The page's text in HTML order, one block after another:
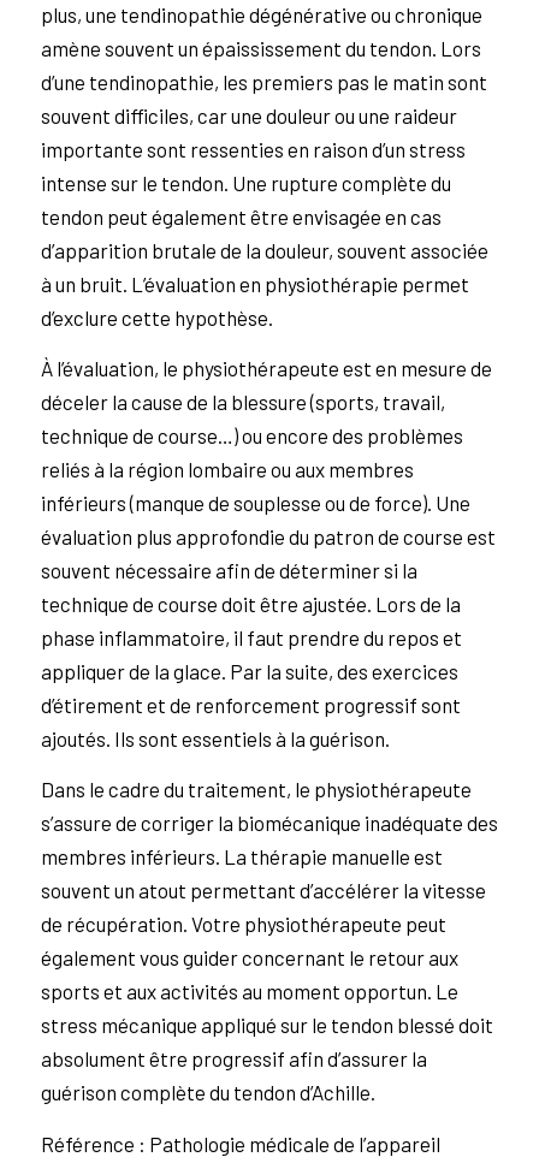
plus, une tendinopathie dégénérative ou chronique
amène souvent un épaississement du tendon. Lors
d’une tendinopathie, les premiers pas le matin sont
souvent difficiles, car une douleur ou une raideur
importante sont ressenties en raison d’un stress
intense sur le tendon. Une rupture complète du
tendon peut également être envisagée en cas
d’apparition brutale de la douleur, souvent associée
à un bruit. L’évaluation en physiothérapie permet
d’exclure cette hypothèse.
À l’évaluation, le physiothérapeute est en mesure de
déceler la cause de la blessure (sports, travail,
technique de course…) ou encore des problèmes
reliés à la région lombaire ou aux membres
inférieurs (manque de souplesse ou de force). Une
évaluation plus approfondie du patron de course est
souvent nécessaire afin de déterminer si la
technique de course doit être ajustée. Lors de la
phase inflammatoire, il faut prendre du repos et
appliquer de la glace. Par la suite, des exercices
d’étirement et de renforcement progressif sont
ajoutés. Ils sont essentiels à la guérison.
Dans le cadre du traitement, le physiothérapeute
s’assure de corriger la biomécanique inadéquate des
membres inférieurs. La thérapie manuelle est
souvent un atout permettant d’accélérer la vitesse
de récupération. Votre physiothérapeute peut
également vous guider concernant le retour aux
sports et aux activités au moment opportun. Le
stress mécanique appliqué sur le tendon blessé doit
absolument être progressif afin d’assurer la
guérison complète du tendon d’Achille.
Référence : Pathologie médicale de l’appareil